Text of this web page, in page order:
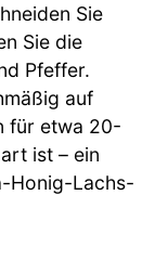
Sie
Sie die
Pfeffer.
auf
für etwa 20-
ist – ein
Honig-Lachs-